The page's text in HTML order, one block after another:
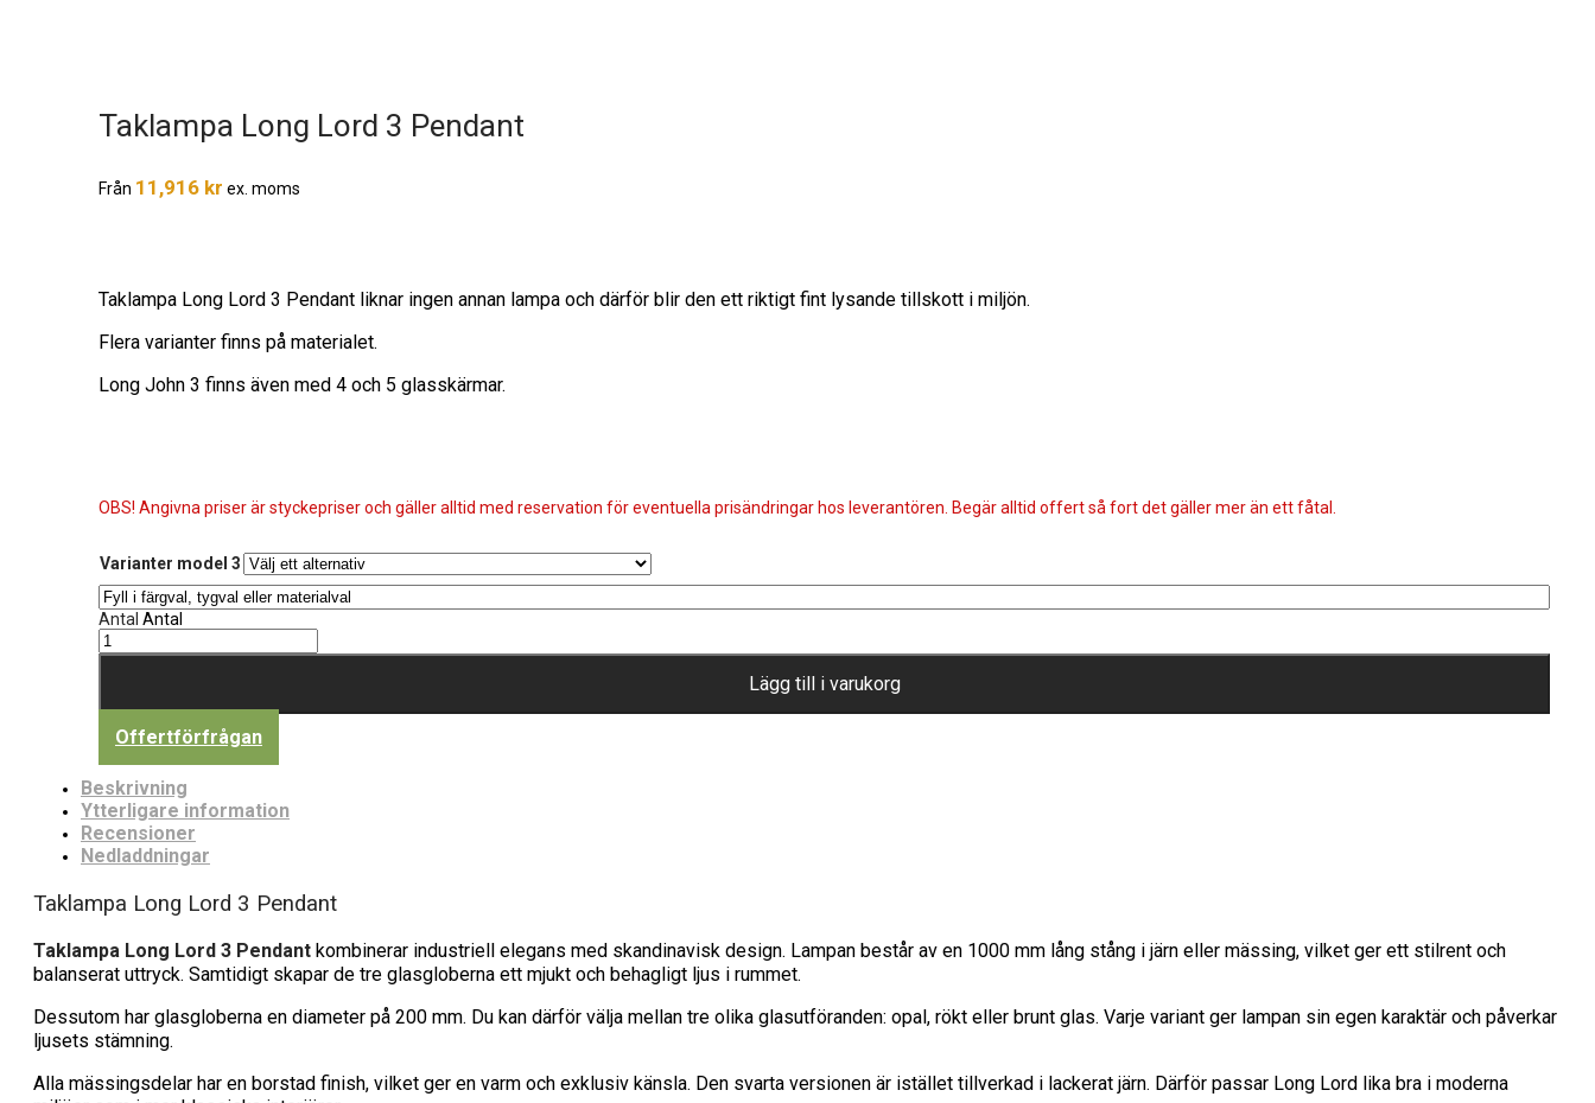
Taklampa Long Lord 3 Pendant
Från 11,916 kr ex. moms
Taklampa Long Lord 3 Pendant liknar ingen annan lampa och därför blir den ett riktigt fint lysande tillskott i miljön.
Flera varianter finns på materialet.
Long John 3 finns även med 4 och 5 glasskärmar.
OBS! Angivna priser är styckepriser och gäller alltid med reservation för eventuella prisändringar hos leverantören. Begär alltid offert så fort det gäller mer än ett fåtal.
Varianter model 3
Antal Antal
Lägg till i varukorg
Offertförfrågan
Beskrivning
Ytterligare information
Recensioner
Nedladdningar
Taklampa Long Lord 3 Pendant
Taklampa Long Lord 3 Pendant kombinerar industriell elegans med skandinavisk design. Lampan består av en 1000 mm lång stång i järn eller mässing, vilket ger ett stilrent och
balanserat uttryck. Samtidigt skapar de tre glasgloberna ett mjukt och behagligt ljus i rummet.
Dessutom har glasgloberna en diameter på 200 mm. Du kan därför välja mellan tre olika glasutföranden: opal, rökt eller brunt glas. Varje variant ger lampan sin egen karaktär och påverkar
ljusets stämning.
Alla mässingsdelar har en borstad finish, vilket ger en varm och exklusiv känsla. Den svarta versionen är istället tillverkad i lackerat järn. Därför passar Long Lord lika bra i moderna